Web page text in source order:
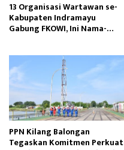
13 Organisasi Wartawan se-
Kabupaten Indramayu
Gabung FKOWI, Ini Nama-
PPN Kilang Balongan
Tegaskan Komitmen Perkuat